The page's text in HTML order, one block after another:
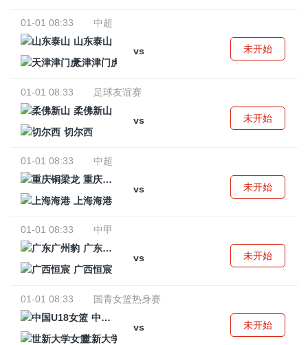
01-01 08:33
中超
山东泰山
vs
天津津门虎
未开始
01-01 08:33
足球友谊赛
柔佛新山
vs
切尔西
未开始
01-01 08:33
中超
重庆铜梁龙
vs
上海海港
未开始
01-01 08:33
中甲
广东广州豹
vs
广西恒宸
未开始
01-01 08:33
国青女篮热身赛
中国U18女篮
vs
世新大学女篮
未开始